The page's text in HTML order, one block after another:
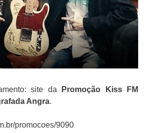
site da Promoção Kiss FM
Angra.
promocoes/9090